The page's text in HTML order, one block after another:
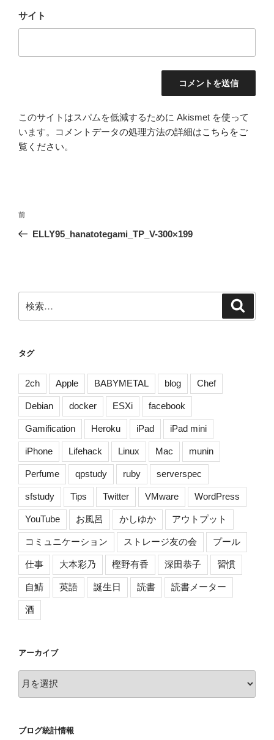
サイト
このサイトはスパムを低減するために Akismet を使って
います。
コメントデータの処理方法の詳細はこちらをご
覧ください。
投
ナ
ー
シ
前
の
前
ELLY95_hanatotegami_TP_V-300×199
索:
タグ
2ch Apple BABYMETAL blog Chef
Debian docker ESXi facebook
Gamification Heroku iPad iPad mini
iPhone Lifehack Linux Mac munin
Perfume qpstudy ruby serverspec
sfstudy Tips Twitter VMware WordPress
YouTube お風呂 かしゆか アウトプット
コミュニケーション ストレージ友の会 プール
仕事 大本彩乃 樫野有香 深田恭子 習慣
自鯖 英語 誕生日 読書 読書メーター
酒
アーカイブ
ー
ブ
ブログ統計情報